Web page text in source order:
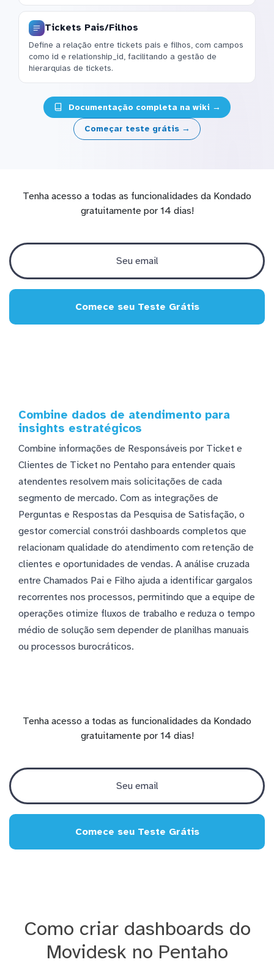
Tickets Pais/Filhos
Define a relação entre tickets pais e filhos, com campos
como id e relationship_id, facilitando a gestão de
hierarquias de tickets.
Documentação completa na wiki →
Começar teste grátis →
Tenha acesso a todas as funcionalidades da Kondado
gratuitamente por 14 dias!
Comece seu Teste Grátis
Combine dados de atendimento para
insights estratégicos
Combine informações de Responsáveis por Ticket e
Clientes de Ticket no Pentaho para entender quais
atendentes resolvem mais solicitações de cada
segmento de mercado. Com as integrações de
Perguntas e Respostas da Pesquisa de Satisfação, o
gestor comercial constrói dashboards completos que
relacionam qualidade do atendimento com retenção de
clientes e oportunidades de vendas. A análise cruzada
entre Chamados Pai e Filho ajuda a identificar gargalos
recorrentes nos processos, permitindo que a equipe de
operações otimize fluxos de trabalho e reduza o tempo
médio de solução sem depender de planilhas manuais
ou processos burocráticos.
Tenha acesso a todas as funcionalidades da Kondado
gratuitamente por 14 dias!
Comece seu Teste Grátis
Como criar dashboards do
Movidesk no Pentaho